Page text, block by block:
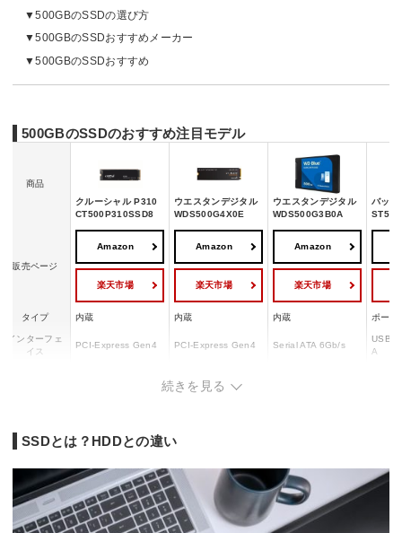
500GBのSSDの選び方
500GBのSSDおすすめメーカー
500GBのSSDおすすめ
500GBのSSDのおすすめ注目モデル
商品
クルーシャル P310
CT500P310SSD8
ウエスタンデジタル
WDS500G4X0E
ウエスタンデジタル
WDS500G3B0A
バッフ
販売ページ
Amazon
楽天市場
Amazon
楽天市場
Amazon
楽天市場
タイプ 内蔵 内蔵 内蔵 ポータ
インターフェ
イス
PCI-Express Gen4 PCI-Express Gen4 Serial ATA 6Gb/s
A
5800 MB/s
続きを見る
SSDとは？HDDとの違い